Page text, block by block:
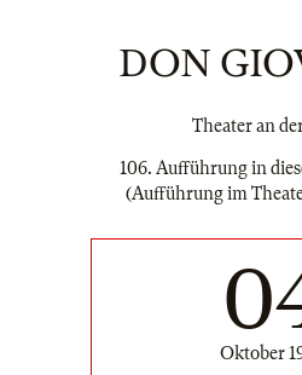
DON
Theater an
106. Aufführung in
(Aufführung im
Oktober